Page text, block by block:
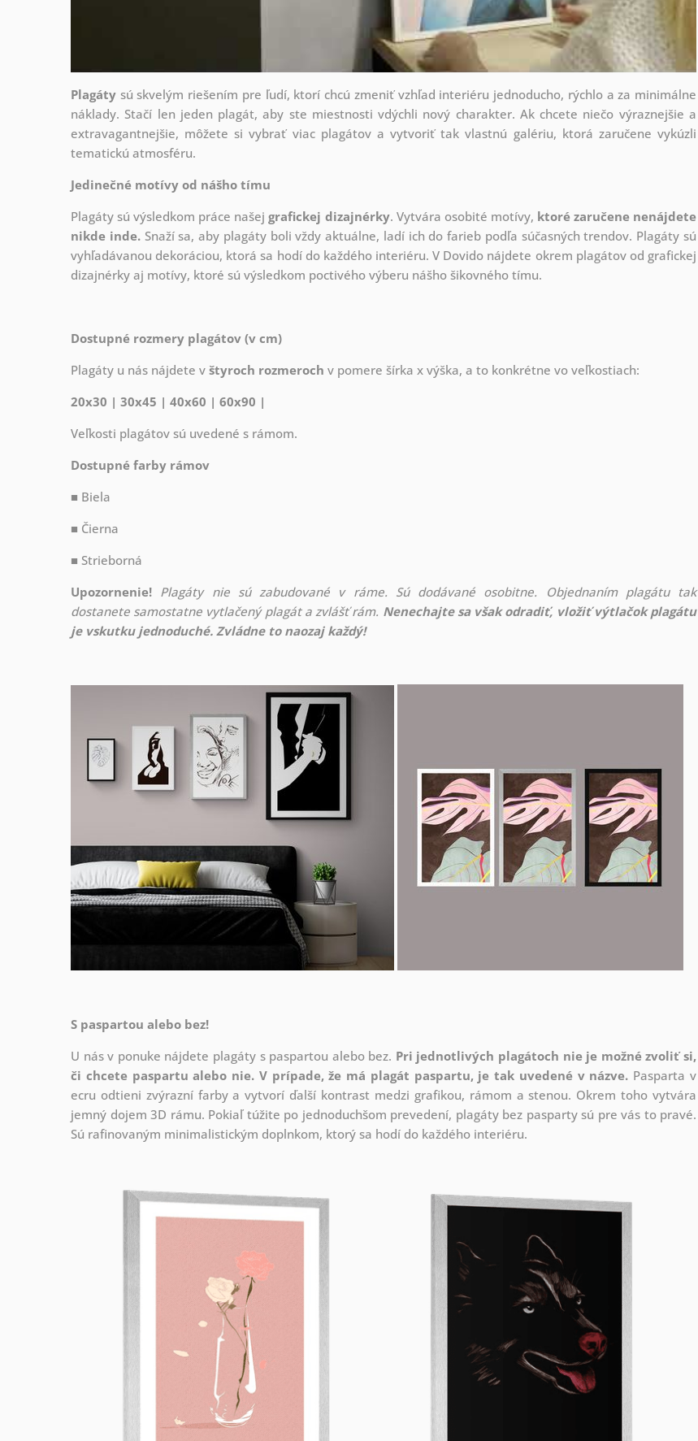
Plagáty sú skvelým riešením pre ľudí, ktorí chcú zmeniť vzhľad interiéru jednoducho, rýchlo a za minimálne
náklady. Stačí len jeden plagát, aby ste miestnosti vdýchli nový charakter. Ak chcete niečo výraznejšie a
extravagantnejšie, môžete si vybrať viac plagátov a vytvoriť tak vlastnú galériu, ktorá zaručene vykúzli
tematickú atmosféru.
Jedinečné motívy od nášho tímu
Plagáty sú výsledkom práce našejgrafickej dizajnérky. Vytvára osobité motívy, ktoré zaručene nenájdete
nikde inde.Snaží sa, aby plagáty boli vždy aktuálne, ladí ich do farieb podľa súčasných trendov. Plagáty sú
vyhľadávanou dekoráciou, ktorá sa hodí do každého interiéru. V Dovido nájdete okrem plagátov od grafickej
dizajnérky aj motívy, ktoré sú výsledkom poctivého výberu nášho šikovného tímu.
Dostupné rozmery plagátov (v cm)
Plagáty u nás nájdete v štyroch rozmeroch v pomere šírka x výška, a to konkrétne vo veľkostiach:
20x30 | 30x45 | 40x60 | 60x90 |
Veľkosti plagátov sú uvedené s rámom.
Dostupné farby rámov
■ Biela
■ Čierna
■ Strieborná
Upozornenie! Plagáty nie sú zabudované v ráme. Sú dodávané osobitne. Objednaním plagátu tak
dostanete samostatne vytlačený plagát a zvlášť rám. Nenechajte sa však odradiť, vložiť výtlačok plagátu
je vskutku jednoduché. Zvládne to naozaj každý!
S paspartou alebo bez!
U nás v ponuke nájdete plagáty s paspartou alebo bez. Pri jednotlivých plagátoch nie je možné zvoliť si,
či chcete paspartu alebo nie. V prípade, že má plagát paspartu, je tak uvedené v názve. Pasparta v
ecru odtieni zvýrazní farby a vytvorí ďalší kontrast medzi grafikou, rámom a stenou. Okrem toho vytvára
jemný dojem 3D rámu. Pokiaľ túžite po jednoduchšom prevedení, plagáty bez pasparty sú pre vás to pravé.
Sú rafinovaným minimalistickým doplnkom, ktorý sa hodí do každého interiéru.